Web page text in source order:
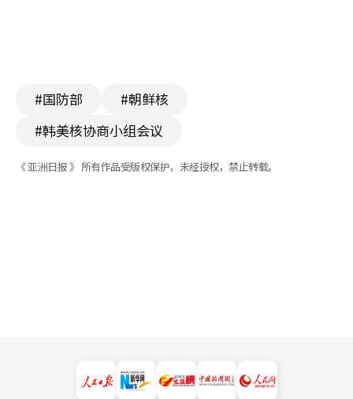
#国防部
#朝鲜核
#韩美核协商小组会议
《 亚洲日报 》 所有作品受版权保护，未经授权，禁止转载。